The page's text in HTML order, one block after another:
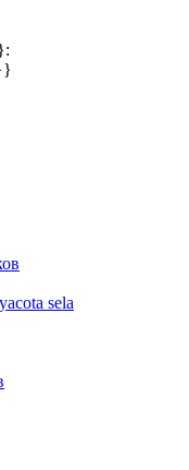
sela